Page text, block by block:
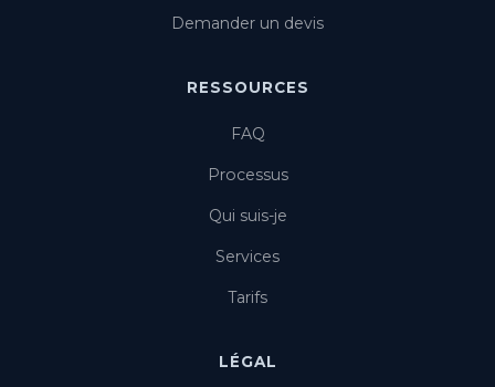
Demander un devis
RESSOURCES
FAQ
Processus
Qui suis-je
Services
Tarifs
LÉGAL